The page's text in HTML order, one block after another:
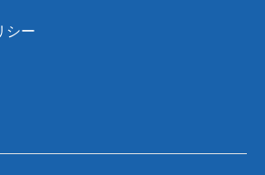
シー